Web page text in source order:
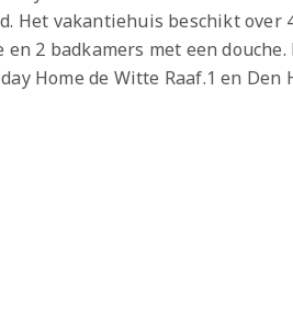
Het vakantiehuis beschikt over
2 badkamers met een
Home de Witte Raaf.1 en